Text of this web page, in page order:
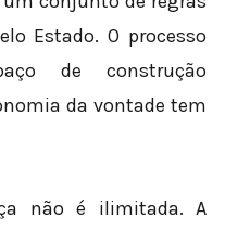
Estado. O processo
de construção
da vontade tem
não é ilimitada. A